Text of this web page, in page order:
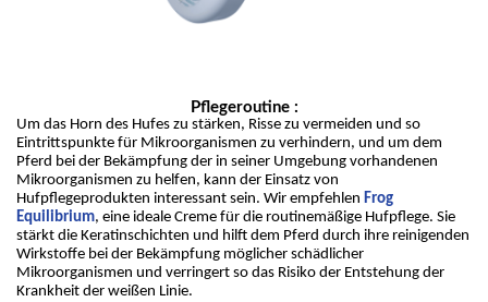
Pflegeroutine :
Um das Horn des Hufes zu stärken, Risse zu vermeiden und so
Eintrittspunkte für Mikroorganismen zu verhindern, und um dem
Pferd bei der Bekämpfung der in seiner Umgebung vorhandenen
Mikroorganismen zu helfen, kann der Einsatz von
Hufpflegeprodukten interessant sein. Wir empfehlen Frog
Equilibrium, eine ideale Creme für die routinemäßige Hufpflege. Sie
stärkt die Keratinschichten und hilft dem Pferd durch ihre reinigenden
Wirkstoffe bei der Bekämpfung möglicher schädlicher
Mikroorganismen und verringert so das Risiko der Entstehung der
Krankheit der weißen Linie.